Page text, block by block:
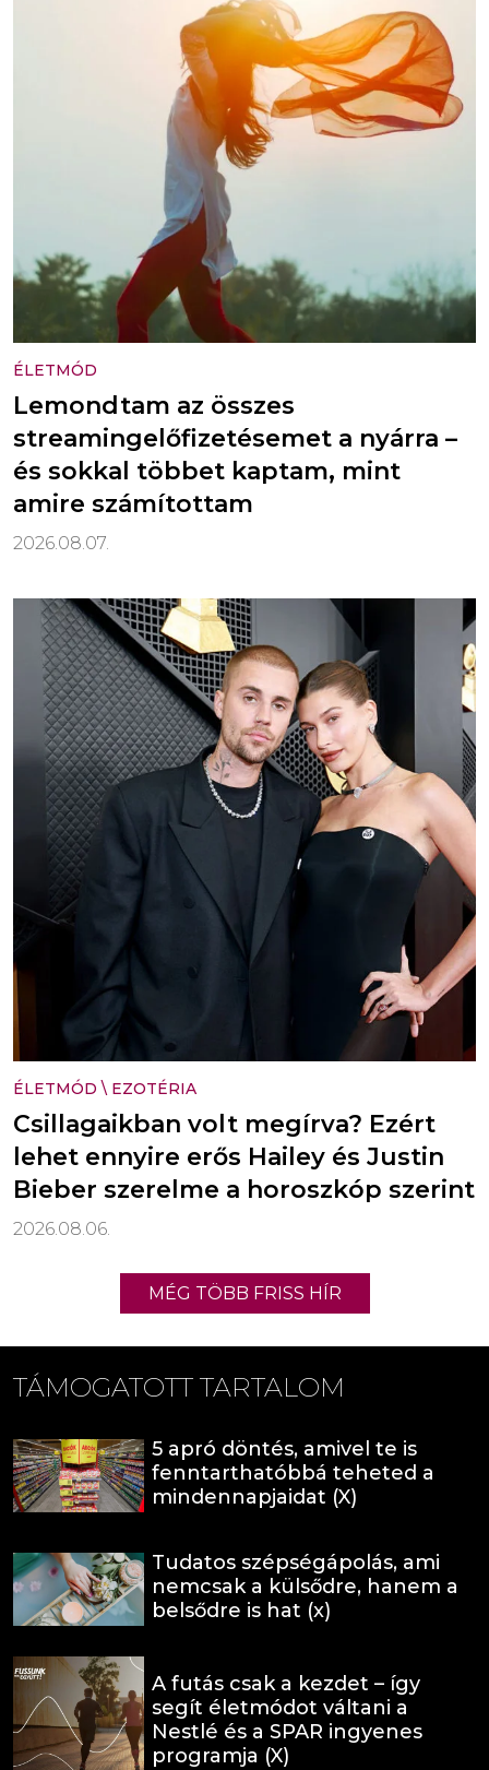
ÉLETMÓD
Lemondtam az összes
streamingelőfizetésemet a nyárra –
és sokkal többet kaptam, mint
amire számítottam
2026.08.07.
ÉLETMÓD \ EZOTÉRIA
Csillagaikban volt megírva? Ezért
lehet ennyire erős Hailey és Justin
Bieber szerelme a horoszkóp szerint
2026.08.06.
MÉG TÖBB FRISS HÍR
TÁMOGATOTT TARTALOM
5 apró döntés, amivel te is
fenntarthatóbbá teheted a
mindennapjaidat (X)
Tudatos szépségápolás, ami
nemcsak a külsődre, hanem a
belsődre is hat (x)
A futás csak a kezdet – így
segít életmódot váltani a
Nestlé és a SPAR ingyenes
programja (X)